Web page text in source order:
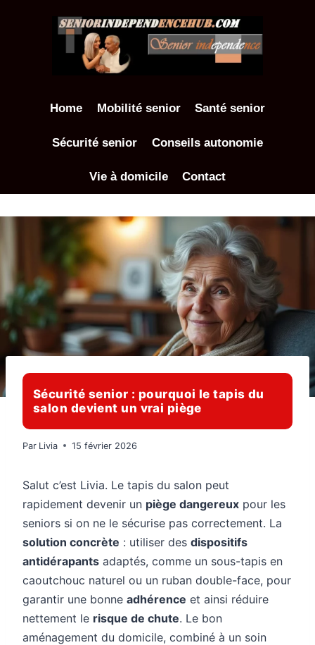
Home Mobilité senior Santé senior
Sécurité senior Conseils autonomie
Vie à domicile Contact
Sécurité senior : pourquoi le tapis du
salon devient un vrai piège
Par Livia 15 février 2026
Salut c’est Livia. Le tapis du salon peut
rapidement devenir un piège dangereux pour les
seniors si on ne le sécurise pas correctement. La
solution concrète : utiliser des dispositifs
antidérapants adaptés, comme un sous-tapis en
caoutchouc naturel ou un ruban double-face, pour
garantir une bonne adhérence et ainsi réduire
nettement le risque de chute. Le bon
aménagement du domicile, combiné à un soin